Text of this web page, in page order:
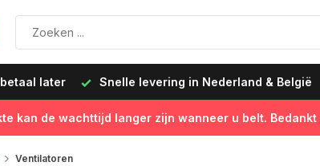
later Snelle levering in Nederland & België
kan de wachttijd langer zijn wanneer u belt.
Ventilatoren